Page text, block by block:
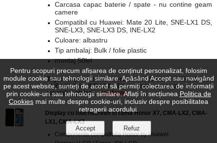
Carcasa capac baterie / spate - nu contine geam
camere
Compatibil cu Huawei: Mate 20 Lite, SNE-LX1 DS,
SNE-LX3, SNE-LX3 DS, INE-LX2
Culoare: albastru
Tip ambalaj: Bulk / folie plastic
montaj 50lei
Tags: Capac baterie, Huawei Mate 20 Lite, SNE-LX1 DS,
SNE-LX3 DS, INE-LX2, Bleu, spate, carcasa, gsm,
reparatii, ploiesti, telefoane
Display cu touchscreen si rama Honor X7, CMA-LX2, CMA-
LX1, CMA-LX3
Componenta compatibila Honor by Huawei
Pentru scopuri precum afișarea de conținut personalizat, folosim
module cookie sau tehnologii similare. Apăsând Accept sau navigând
pe acest website, sunteți de acord să permiți colectarea de informații
prin cookie-uri sau tehnologii similare. Aflați în secțiunea Politica de
Cookies mai multe despre cookie-uri, inclusiv despre posibilitatea
retragerii acordului.